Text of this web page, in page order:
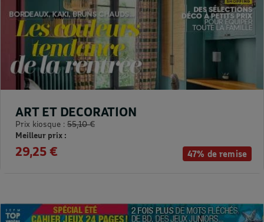
47% de remise
ART ET DECORATION
Prix kiosque : 55,10 €
Meilleur prix :
29,25 €